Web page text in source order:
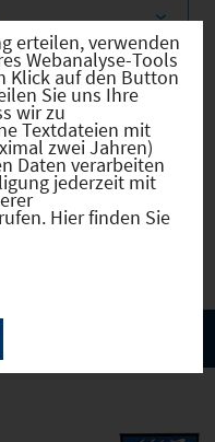
erteilen, verwenden
Webanalyse-Tools
Klick auf den Button
Sie uns Ihre
wir zu
Textdateien mit
zwei Jahren)
Daten verarbeiten
jederzeit mit
Hier finden Sie